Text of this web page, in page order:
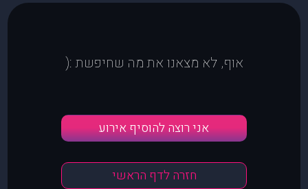
אוף, לא מצאנו את מה שחיפשת :(
אני רוצה להוסיף אירוע
חזרה לדף הראשי